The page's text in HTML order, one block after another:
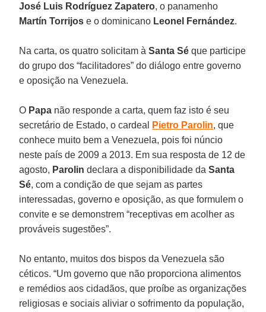
José Luis Rodríguez Zapatero, o panamenho
Martín Torrijos e o dominicano Leonel Fernández.
Na carta, os quatro solicitam àSanta Sé que participe
do grupo dos “facilitadores” do diálogo entre governo
e oposição na Venezuela.
O Papa não responde a carta, quem faz isto é seu
secretário de Estado, o cardeal
Pietro Parolin, que
conhece muito bem a Venezuela, pois foi núncio
neste país de 2009 a 2013. Em sua resposta de 12 de
agosto, Parolin declara a disponibilidade daSanta
Sé, com a condição de que sejam as partes
interessadas, governo e oposição, as que formulem o
convite e se demonstrem “receptivas em acolher as
prováveis sugestões”.
No entanto, muitos dos bispos da Venezuela são
céticos. “Um governo que não proporciona alimentos
e remédios aos cidadãos, que proíbe as organizações
religiosas e sociais aliviar o sofrimento da população,